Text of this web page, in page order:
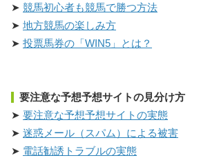
競馬初心者も競馬で勝つ方法
地方競馬の楽しみ方
投票馬券の「WIN5」とは？
要注意な予想予想サイトの見分け方
要注意な予想予想サイトの実態
迷惑メール（スパム）による被害
電話勧誘トラブルの実態